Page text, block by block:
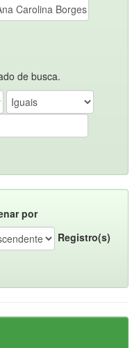
de busca.
por
Registro(s)